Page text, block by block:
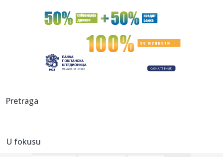
21:00:Orlići izgubili na samom kraju: Novi poraz kadeta, ovaj je
bio p...
Prvi korak ka "islamskom NATO-u"? Da li je odbrambeni
20:57:Murinjo izmešao karte – Real slavio u Budimpešti
eksperiment": ...
20:54:
Pretraga
U fokusu